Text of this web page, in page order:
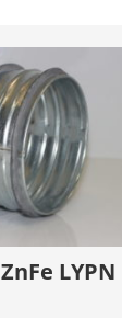
LYPN